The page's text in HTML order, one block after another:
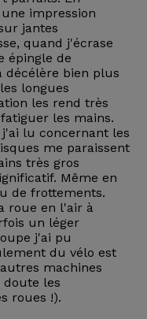
impression
jantes
quand j'écrase
épingle de
décélère bien plus
longues
les rend très
les mains.
lu concernant les
me paraissent
très gros
Même en
de frottements.
roue en l'air à
un léger
j'ai pu
du vélo est
machines
doute les
roues !).